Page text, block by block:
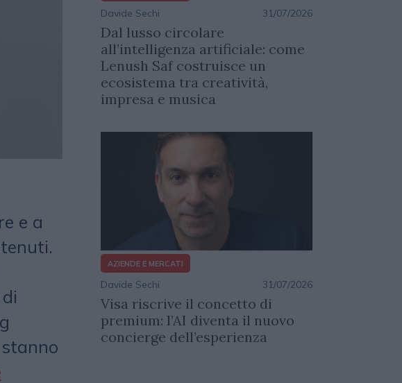
e a
Davide Sechi 31/07/2026
Dal lusso circolare
all’intelligenza artificiale: come
Lenush Saf costruisce un
ecosistema tra creatività,
impresa e musica
AZIENDE E MERCATI
Davide Sechi 31/07/2026
Visa riscrive il concetto di
premium: l’AI diventa il nuovo
concierge dell’esperienza